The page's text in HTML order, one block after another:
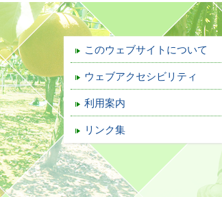
このウェブサイトについて
ウェブアクセシビリティ
利用案内
リンク集